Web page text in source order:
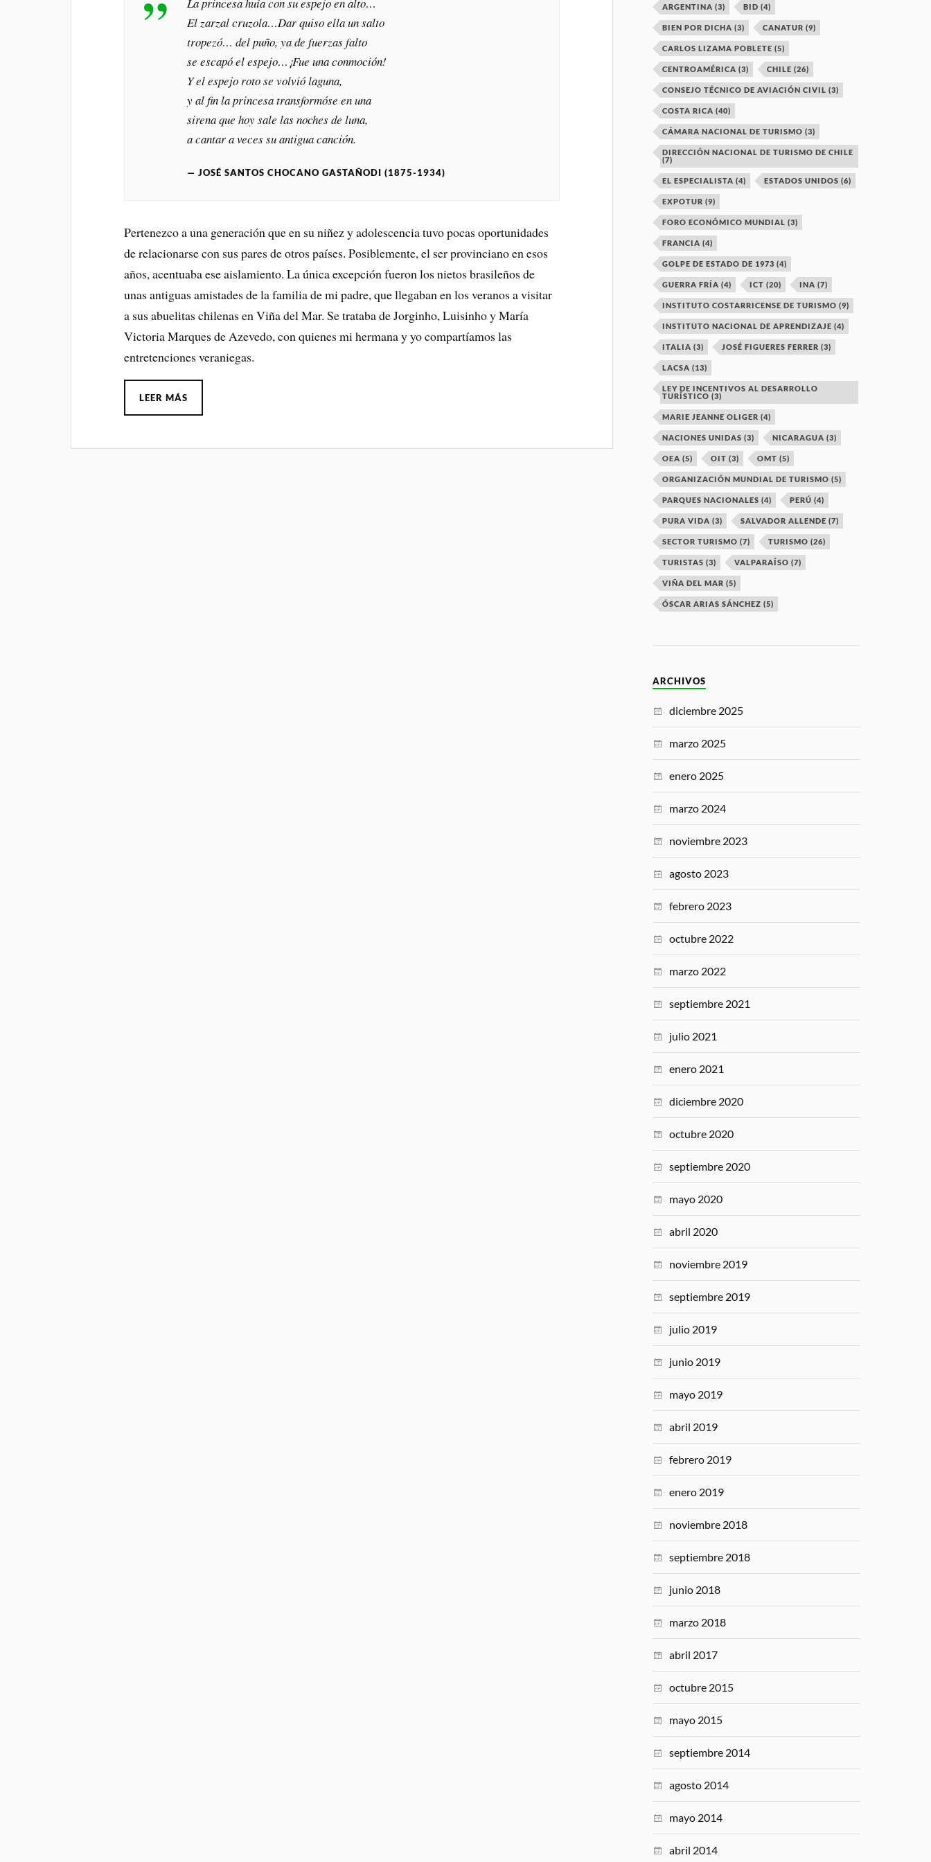
El zarzal cruzola…Dar quiso ella un salto
tropezó… del puño, ya de fuerzas falto
se escapó el espejo…¡Fue una conmoción!
Y el espejo roto se volvió laguna,
y al fin la princesa transformóse en una
sirena que hoy sale las noches de luna,
a cantar a veces su antigua canción.
JOSÉ SANTOS CHOCANO GASTAÑODI (1875-1934)
Pertenezco a una generación que en su niñez y adolescencia tuvo pocas oportunidades
de relacionarse con sus pares de otros países. Posiblemente, el ser provinciano en esos
años, acentuaba ese aislamiento. La única excepción fueron los nietos brasileños de
unas antiguas amistades de la familia de mi padre, que llegaban en los veranos a visitar
a sus abuelitas chilenas en Viña del Mar. Se trataba de Jorginho, Luisinho y María
Victoria Marques de Azevedo, con quienes mi hermana y yo compartíamos las
entretenciones veraniegas.
LEER MÁS
ARGENTINA (3) BID (4)
BIEN POR DICHA (3) CANATUR (9)
CARLOS LIZAMA POBLETE (5)
CENTROAMÉRICA (3) CHILE (26)
CONSEJO TÉCNICO DE AVIACIÓN CIVIL (3)
COSTA RICA (40)
CÁMARA NACIONAL DE TURISMO (3)
DIRECCIÓN NACIONAL DE TURISMO DE CHILE
(7)
EL ESPECIALISTA (4) ESTADOS UNIDOS (6)
EXPOTUR (9)
FORO ECONÓMICO MUNDIAL (3)
FRANCIA (4)
GOLPE DE ESTADO DE 1973 (4)
GUERRA FRÍA (4) ICT (20) INA (7)
INSTITUTO COSTARRICENSE DE TURISMO (9)
INSTITUTO NACIONAL DE APRENDIZAJE (4)
ITALIA (3) JOSÉ FIGUERES FERRER (3)
LACSA (13)
LEY DE INCENTIVOS AL DESARROLLO
TURÍSTICO (3)
MARIE JEANNE OLIGER (4)
NACIONES UNIDAS (3) NICARAGUA (3)
OEA (5) OIT (3) OMT (5)
ORGANIZACIÓN MUNDIAL DE TURISMO (5)
PARQUES NACIONALES (4) PERÚ (4)
PURA VIDA (3) SALVADOR ALLENDE (7)
SECTOR TURISMO (7) TURISMO (26)
TURISTAS (3) VALPARAÍSO (7)
VIÑA DEL MAR (5)
ÓSCAR ARIAS SÁNCHEZ (5)
ARCHIVOS
diciembre 2025
marzo 2025
enero 2025
marzo 2024
noviembre 2023
agosto 2023
febrero 2023
octubre 2022
marzo 2022
septiembre 2021
julio 2021
enero 2021
diciembre 2020
octubre 2020
septiembre 2020
mayo 2020
abril 2020
noviembre 2019
septiembre 2019
julio 2019
junio 2019
mayo 2019
abril 2019
febrero 2019
enero 2019
noviembre 2018
septiembre 2018
junio 2018
marzo 2018
abril 2017
octubre 2015
mayo 2015
septiembre 2014
agosto 2014
mayo 2014
abril 2014